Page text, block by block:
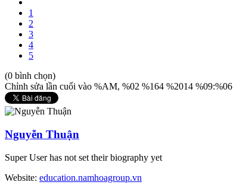
1
2
3
4
5
(0 bình chọn)
Chỉnh sửa lần cuối vào %AM, %02 %164 %2014 %09:%06
Nguyễn Thuận
Super User has not set their biography yet
Website: education.namhoagroup.vn